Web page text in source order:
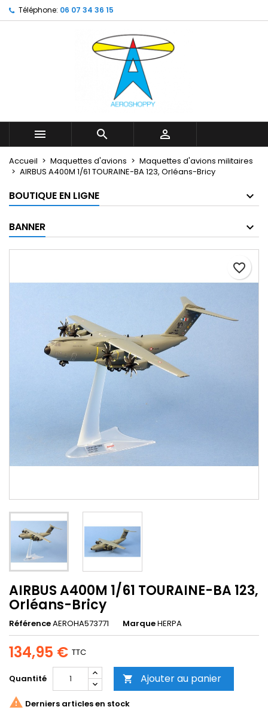
Téléphone: 06 07 34 36 15
  
Accueil Maquettes d'avions
Maquettes d'avions militaires
AIRBUS A400M 1/61 TOURAINE-BA 123, Orléans-Bricy
BOUTIQUE EN LIGNE
BANNER
AIRBUS A400M 1/61 TOURAINE-BA 123,
Orléans-Bricy
RéférenceAEROHA573771 MarqueHERPA
134,95 € TTC
Quantité  Ajouter au panier
favorite_border
 Derniers articles en stock
My wishlists
Create new list
Créer une liste d'envies
Nom de la liste d'envies
Connexion
Vous devez être connecté pour ajouter des produits à